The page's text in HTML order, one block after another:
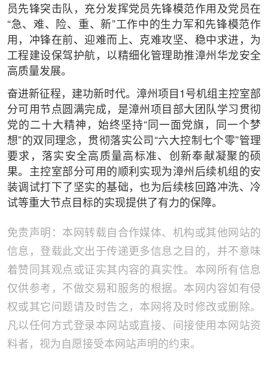
员先锋突击队，充分发挥党员先锋模范作用及党员在
“急、难、险、重、新”工作中的生力军和先锋模范作
用，冲锋在前、迎难而上、克难攻坚、稳中求进，为
工程建设保驾护航，以精细化管理助推漳州华龙安全
高质量发展。
奋进新征程，建功新时代。漳州项目1号机组主控室部
分可用节点圆满完成，是漳州项目部大团队学习贯彻
党的二十大精神，始终坚持“同一面党旗，同一个梦
想”的双同理念，贯彻落实公司“六大控制七个零”管理
要求，落实安全高质量高标准、创新奉献凝聚的硕
果。主控室部分可用的顺利实现为漳州后续机组的安
装调试打下了坚实的基础，也为后续核回路冲洗、冷
试等重大节点目标的实现提供了有力的保障。
免责声明：本网转载自合作媒体、机构或其他网站的
信息，登载此文出于传递更多信息之目的，并不意味
着赞同其观点或证实其内容的真实性。本网所有信息
仅供参考，不做交易和服务的根据。本网内容如有侵
权或其它问题请及时告之，本网将及时修改或删除。
凡以任何方式登录本网站或直接、间接使用本网站资
料者，视为自愿接受本网站声明的约束。